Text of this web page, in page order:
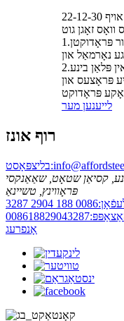
12-30
זאָגן גוט
שטאָל סטרוקטור פּראָדוקטן.1.Designer גיי הויך
נאָרמאַל און
סוויווע אין פּלאַן בינע.2.Manufacturer גאַט גוט
פּראָצעס און
לייענען מער
רוף אונז
בליצפּאָסט:
הויך טעק זאָנע, קסיאַן שטאָט, שאַאַנקסי
פּראָווינץ, טשיינאַ
0086 188 2904 3287
008618829043287
אָנפרעג